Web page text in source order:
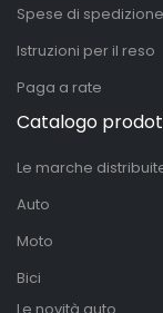
Spese di spedizione
Istruzioni per il reso
Paga a rate
Catalogo
Le marche
Auto
Moto
Bici